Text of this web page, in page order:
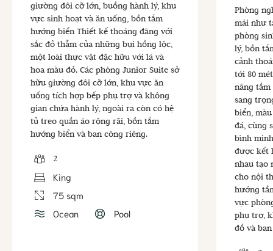
giường đôi cỡ lớn, buồng hành lý, khu
vực sinh hoạt và ăn uống, bồn tắm
hướng biển Thiết kế thoáng đãng với
sắc đỏ thẫm của những bụi hồng lộc,
một loài thực vật đặc hữu với lá và
hoa màu đỏ. Các phòng Junior Suite sở
hữu giường đôi cỡ lớn, khu vực ăn
uống tích hợp bếp phụ trợ và không
gian chứa hành lý, ngoài ra còn có hệ
tủ treo quần áo rộng rãi, bồn tắm
hướng biển và ban công riêng.
2
King
75 sqm
Ocean
Pool
Phòng
mái như
phòng
lý, bồn
cảnh
tới 80
nâng
sang
biển,
đá, cùng
bình
được kết
nhau tạo
cho nội
hướng
vực
phụ trợ,
đồ và